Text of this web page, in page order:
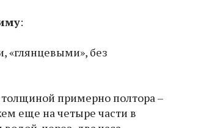
:
«глянцевыми», без
примерно полтора –
еще на четыре части в